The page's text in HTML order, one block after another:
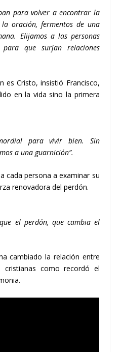
para volver a encontrar la
oración, fermentos de una
Elijamos a las personas
que surjan relaciones
es Cristo, insistió Francisco,
en la vida sino la primera
para vivir bien. Sin
a una guarnición”.
cada persona a examinar su
renovadora del perdón.
el perdón, que cambia el
cambiado la relación entre
cristianas como recordó el